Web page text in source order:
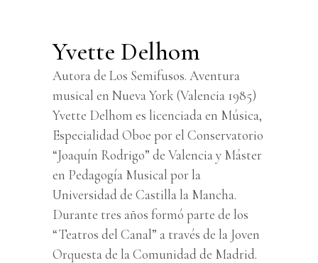
Yvette Delhom
Autora de Los Semifusos. Aventura
musical en Nueva York (Valencia 1985)
Yvette Delhom es licenciada en Música,
Especialidad Oboe por el Conservatorio
“Joaquín Rodrigo” de Valencia y Máster
en Pedagogía Musical por la
Universidad de Castilla la Mancha.
Durante tres años formó parte de los
“Teatros del Canal” a través de la Joven
Orquesta de la Comunidad de Madrid.